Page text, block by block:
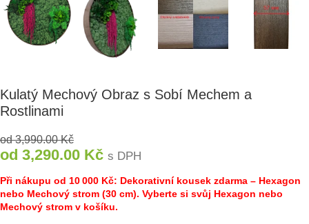
Kulatý Mechový Obraz s Sobí Mechem a
Rostlinami
od3,990.00Kč
od 3,290.00 Kč s DPH
Při nákupu od 10 000 Kč: Dekorativní kousek zdarma – Hexagon
nebo Mechový strom (30 cm). Vyberte si svůj Hexagon nebo
Mechový strom v košíku.